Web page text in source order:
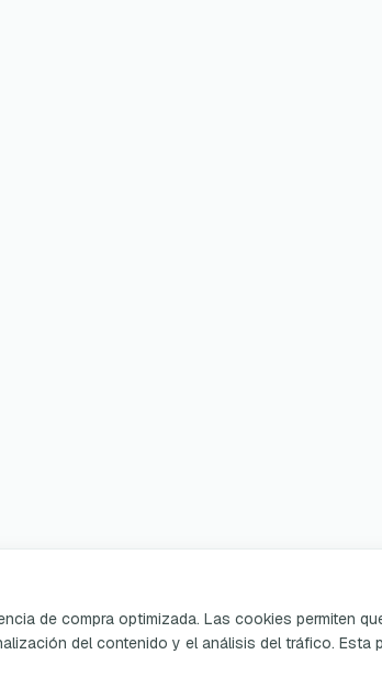
de compra optimizada. Las cookies permiten
del contenido y el análisis del tráfico. Esta